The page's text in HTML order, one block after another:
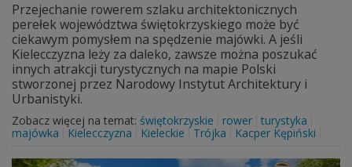
Przejechanie rowerem szlaku architektonicznych
perełek województwa świętokrzyskiego może być
ciekawym pomysłem na spędzenie majówki. A jeśli
Kielecczyzna leży za daleko, zawsze można poszukać
innych atrakcji turystycznych na mapie Polski
stworzonej przez Narodowy Instytut Architektury i
Urbanistyki.
Zobacz więcej na temat: świętokrzyskie rower turystyka
majówka
Kielecczyzna Kieleckie Trójka Kacper Kępiński